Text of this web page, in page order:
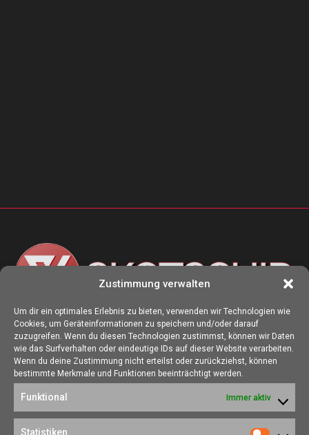
Zustimmung verwalten
Um dir ein optimales Erlebnis zu bieten, verwenden wir Technologien wie
Cookies, um Geräteinformationen zu speichern und/oder darauf
zuzugreifen. Wenn du diesen Technologien zustimmst, können wir Daten
wie das Surfverhalten oder eindeutige IDs auf dieser Website verarbeiten.
Wenn du deine Zustimmung nicht erteilst oder zurückziehst, können
bestimmte Merkmale und Funktionen beeinträchtigt werden.
Funktional Immer aktiv
Statistiken
ÜBER UNS
Die Seite skotschir.de wurde im August 2017 zur gamescom
gegründet. Unser Ziel ist es, eine Heimat für alle Spieler:innen zu